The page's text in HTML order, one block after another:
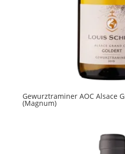
Gewurztraminer AOC Alsace
(Magnum)